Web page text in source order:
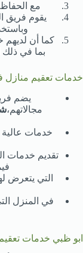
مع الحفاظ
يقوم فريق
كما أن لديهم
بما في ذلك
خدمات تعقيم منازل
يضم
مجالاتهم،
خدمات عالية
تقديم خدمات
التي يتعرض
في المنزل
ابو ظبي خدمات